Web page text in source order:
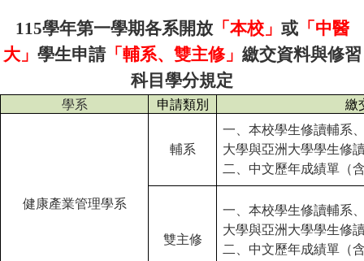
115學年第一學期各系開放「本校」 或「中醫
大」 學生申請「輔系、雙主修」 繳交資料與修習
科目學分規定
學系 申請類別 繳
健康產業管理學系
輔系
一、本校學生修讀輔系
大學與亞洲大學學生修
二、中文歷年成績單（
雙主修
一、本校學生修讀輔系
大學與亞洲大學學生修
二、中文歷年成績單（